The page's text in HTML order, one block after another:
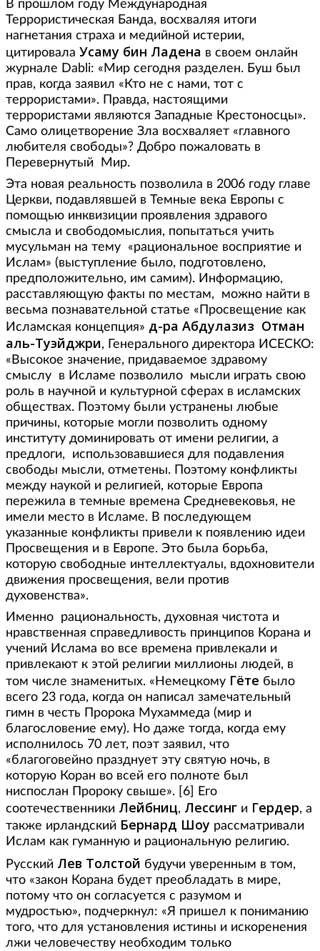
В прошлом году Международная
Террористическая Банда, восхваляя итоги
нагнетания страха и медийной истерии,
цитировала Усаму бин Ладена в своем онлайн
журнале Dabli: «Мир сегодня разделен. Буш был
прав, когда заявил «Кто не с нами, тот с
террористами». Правда, настоящими
террористами являются Западные Крестоносцы».
Само олицетворение Зла восхваляет «главного
любителя свободы»? Добро пожаловать в
Перевернутый Мир.
Эта новая реальность позволила в 2006 году главе
Церкви, подавлявшей в Темные века Европы с
помощью инквизиции проявления здравого
смысла и свободомыслия, попытаться учить
мусульман на тему «рациональное восприятие и
Ислам» (выступление было, подготовлено,
предположительно, им самим). Информацию,
расставляющую факты по местам, можно найти в
весьма познавательной статье «Просвещение как
Исламская концепция» д-ра Абдулазиз Отман
аль-Туэйджри, Генерального директора ИСЕСКО:
«Высокое значение, придаваемое здравому
смыслу в Исламе позволило мысли играть свою
роль в научной и культурной сферах в исламских
обществах. Поэтому были устранены любые
причины, которые могли позволить одному
институту доминировать от имени религии, а
предлоги, использовавшиеся для подавления
свободы мысли, отметены. Поэтому конфликты
между наукой и религией, которые Европа
пережила в темные времена Средневековья, не
имели место в Исламе. В последующем
указанные конфликты привели к появлению идеи
Просвещения и в Европе. Это была борьба,
которую свободные интеллектуалы, вдохновители
движения просвещения, вели против
духовенства».
Именно рациональность, духовная чистота и
нравственная справедливость принципов Корана и
учений Ислама во все времена привлекали и
привлекают к этой религии миллионы людей, в
том числе знаменитых. «Немецкому Гёте было
всего 23 года, когда он написал замечательный
гимн в честь Пророка Мухаммеда (мир и
благословение ему). Но даже тогда, когда ему
исполнилось 70 лет, поэт заявил, что
«благоговейно празднует эту святую ночь, в
которую Коран во всей его полноте был
ниспослан Пророку свыше». [6] Его
соотечественники Лейбниц, Лессинг и Гердер, а
также ирландский Бернард Шоу рассматривали
Ислам как гуманную и рациональную религию.
Русский Лев Толстой будучи уверенным в том,
что «закон Корана будет преобладать в мире,
потому что он согласуется с разумом и
мудростью», подчеркнул: «Я пришел к пониманию
того, что для установления истины и искоренения
лжи человечеству необходим только